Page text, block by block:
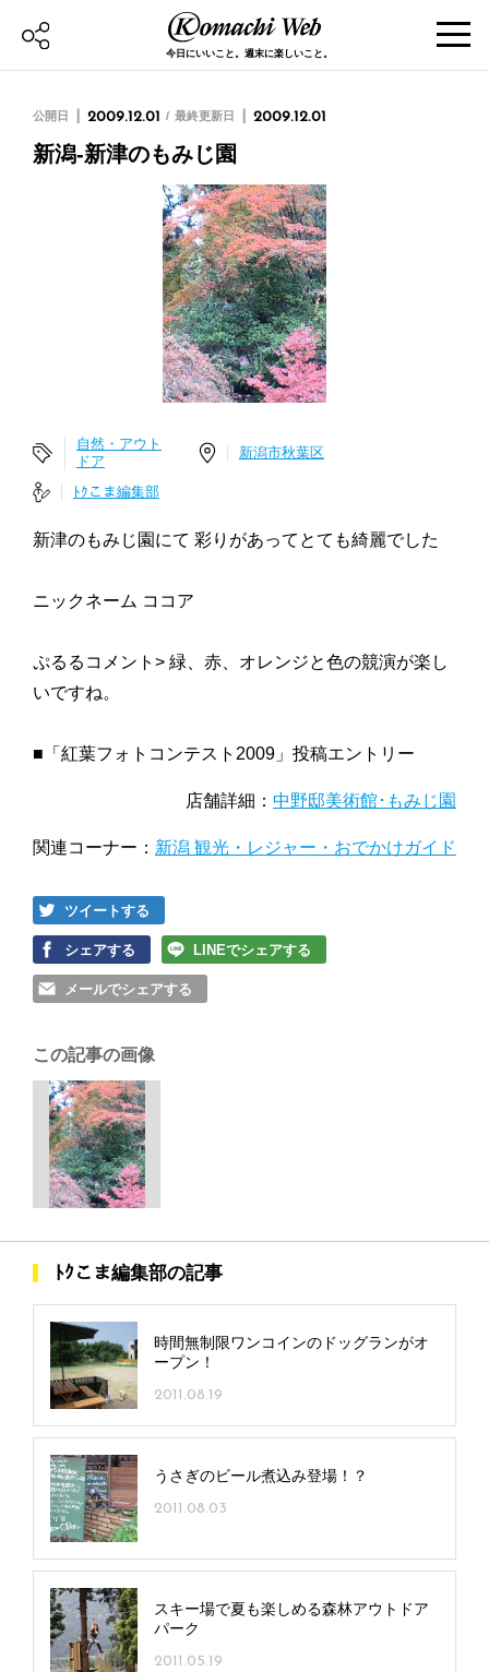
今日にいいこと。週末に楽しいこと。
公開日 2009.12.01 最終更新日 2009.12.01
新潟-新津のもみじ園
自然・アウト
ドア
新潟市秋葉区
ﾄｸこま編集部
新津のもみじ園にて 彩りがあってとても綺麗でした
ニックネーム ココア
ぷるるコメント> 緑、赤、オレンジと色の競演が楽し
いですね。
■「紅葉フォトコンテスト2009」投稿エントリー
店舗詳細： 中野邸美術館･もみじ園
関連コーナー： 新潟 観光・レジャー・おでかけガイド
ツイートする
シェアする LINEでシェアする
メールでシェアする
この記事の画像
ﾄｸこま編集部の記事
時間無制限ワンコインのドッグランがオ
ープン！
2011.08.19
うさぎのビール煮込み登場！？
2011.08.03
スキー場で夏も楽しめる森林アウトドア
パーク
2011.05.19